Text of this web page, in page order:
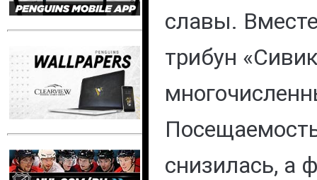
славы.
трибун
снизилась, а